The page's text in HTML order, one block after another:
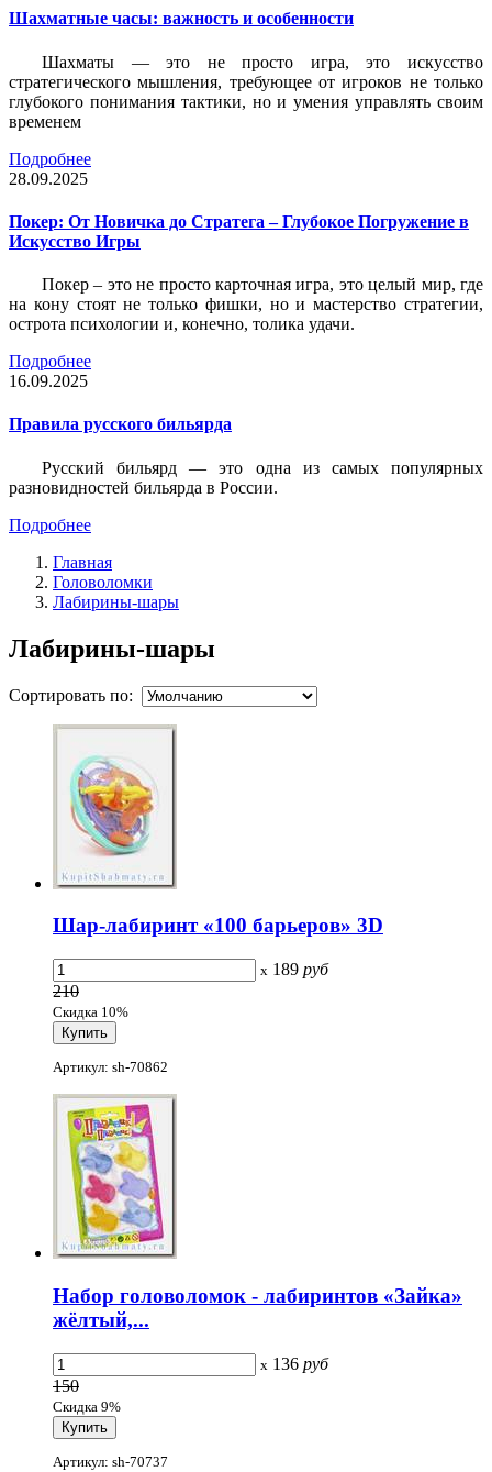
Шахматные часы: важность и особенности
Шахматы — это не просто игра, это искусство
стратегического мышления, требующее от игроков не только
глубокого понимания тактики, но и умения управлять своим
временем
Подробнее
28.09.2025
Покер: От Новичка до Стратега – Глубокое Погружение в
Искусство Игры
Покер – это не просто карточная игра, это целый мир, где
на кону стоят не только фишки, но и мастерство стратегии,
острота психологии и, конечно, толика удачи.
Подробнее
16.09.2025
Правила русского бильярда
Русский бильярд — это одна из самых популярных
разновидностей бильярда в России.
Подробнее
Главная
Головоломки
Лабирины-шары
Лабирины-шары
Сортировать по:
Шар-лабиринт «100 барьеров» 3D
x 189 руб
210
Скидка 10%
Артикул: sh-70862
Набор головоломок - лабиринтов «Зайка»
жёлтый,...
x 136 руб
150
Скидка 9%
Артикул: sh-70737